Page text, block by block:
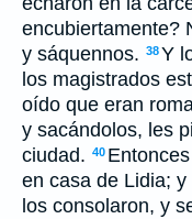
encubiertamente?
y sáquennos. 38Y
los magistrados
oído que eran
y sacándolos, les
ciudad. 40
en casa de Lidia;
los consolaron, y